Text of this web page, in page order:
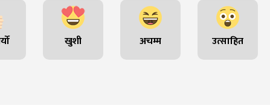
खुशी अचम्म उत्साहित